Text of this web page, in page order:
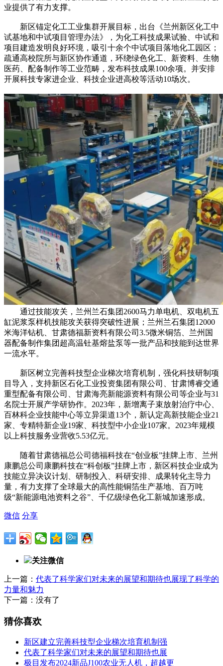
业提供了有力支撑。
新区锚定化工工业集群开展目标，出台《兰州新区化工中
试基地和中试项目管理办法》，为化工科技成果试验、中试和
项目建造发明良好环境，吸引十余个中试项目落地化工园区；
疏通高校院所与新区协作通道，环绕绿色化工、新资料、生物
医药、配备制作等工业范畴，发布科技成果100余项。并安排
开展科技专家进企业、科技企业进高校等活动10场次。
通过技能攻关，兰州兰石集团2600马力单电机、双电机五
缸泥浆泵样机技能攻关获得突破性进展；兰州兰石集团12000
米海洋钻机、甘肃德福新资料有限公司3.5微米铜箔、兰州国
器配备制作集团超高温钍基熔盐泵等一批产品和技能到达世界
一流水平。
新区树立完善科技型企业梯次培育机制，强化科技研制项
目导入，支持新区石化工业投资集团有限公司、甘肃博睿交通
重型配备有限公司、甘肃海亮新能源资料有限公司等企业与31
名院士开展产学研协作。2023年，新增离子束放射治疗中心、
百林科企业技能中心等立异渠道13个，新认定高新技能企业21
家、专精特新企业19家、科技型中小企业107家。2023年规模
以上科技服务业营收5.53亿元。
随着甘肃德福总公司德福科技在“创业板”挂牌上市、兰州
康鹏总公司康鹏科技在“科创板”挂牌上市，新区科技企业成为
技能立异决议计划、研制投入、科研安排、成果转化主导力
量，有力支撑了全球最大的高性能铜箔生产基地、百万吨
级“新能源电池资料之谷”、千亿级绿色化工新城加速形成。
微信 分享
关注微信
上一篇： 代表了科学家们对未来的展望和期待也展现了科学的
力量和魅力
下一篇：没有了
猜你喜欢
新区建立完善科技型企业梯次培育机制强
代表了科学家们对未来的展望和期待也展
极目发布2024新品J100农业无人机，超越更